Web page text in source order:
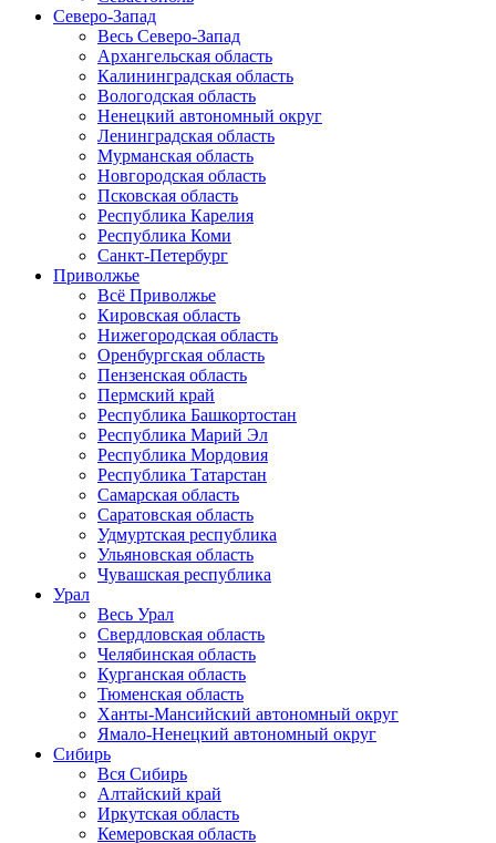
Северо-Запад
Весь Северо-Запад
Архангельская область
Калининградская область
Вологодская область
Ненецкий автономный округ
Ленинградская область
Мурманская область
Новгородская область
Псковская область
Республика Карелия
Республика Коми
Санкт-Петербург
Приволжье
Всё Приволжье
Кировская область
Нижегородская область
Оренбургская область
Пензенская область
Пермский край
Республика Башкортостан
Республика Марий Эл
Республика Мордовия
Республика Татарстан
Самарская область
Саратовская область
Удмуртская республика
Ульяновская область
Чувашская республика
Урал
Весь Урал
Свердловская область
Челябинская область
Курганская область
Тюменская область
Ханты-Мансийский автономный округ
Ямало-Ненецкий автономный округ
Сибирь
Вся Сибирь
Алтайский край
Иркутская область
Кемеровская область